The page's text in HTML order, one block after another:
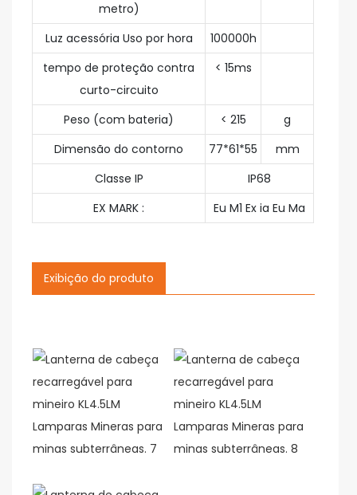
metro)
Luz acessória Uso por hora
100000h
tempo de proteção contra
curto-circuito
< 15ms
Peso (com bateria) < 215
g
Dimensão do contorno
77*61*55
mm
Classe IP
IP68
EX MARK :
Eu M1 Ex ia Eu Ma
Exibição do produto